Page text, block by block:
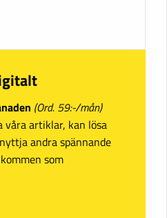
(Ord. 59:-/mån)
artiklar, kan lösa
andra spännande
som